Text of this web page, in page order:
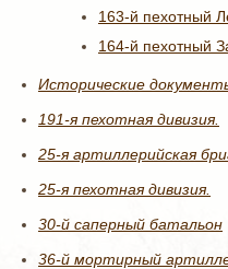
163-й пехотный
164-й пехотный
Исторические
191-я пехотная дивизия.
25-я артиллерийская
25-я пехотная дивизия.
30-й саперный батальон
36-й мортирный